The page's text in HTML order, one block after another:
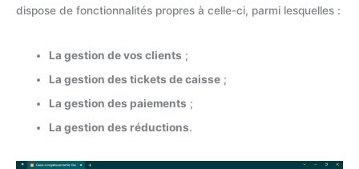
dispose de fonctionnalités propres à celle-ci, parmi lesquelles :
La gestion de vos clients ;
La gestion des tickets de caisse ;
La gestion des paiements ;
La gestion des réductions.